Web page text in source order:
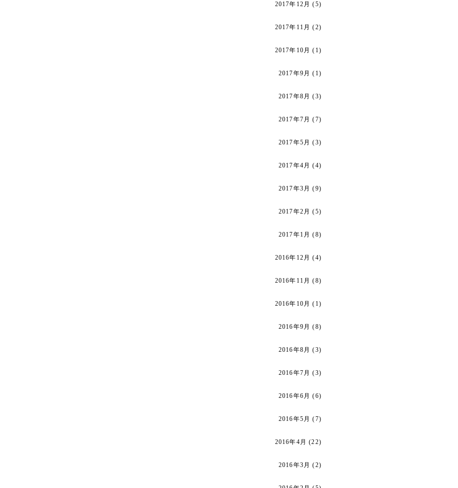
2017年12月 (5)
2017年11月 (2)
2017年10月 (1)
2017年9月 (1)
2017年8月 (3)
2017年7月 (7)
2017年5月 (3)
2017年4月 (4)
2017年3月 (9)
2017年2月 (5)
2017年1月 (8)
2016年12月 (4)
2016年11月 (8)
2016年10月 (1)
2016年9月 (8)
2016年8月 (3)
2016年7月 (3)
2016年6月 (6)
2016年5月 (7)
2016年4月 (22)
2016年3月 (2)